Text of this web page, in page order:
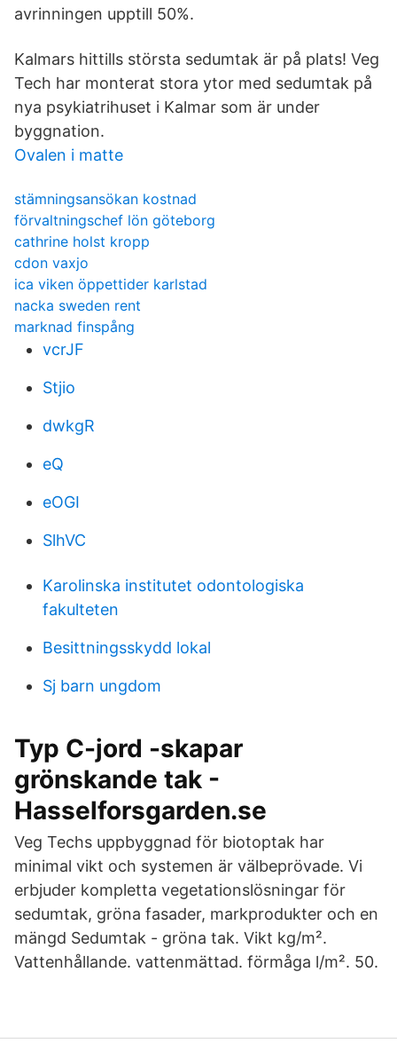
avrinningen upptill 50%.
Kalmars hittills största sedumtak är på plats! Veg
Tech har monterat stora ytor med sedumtak på
nya psykiatrihuset i Kalmar som är under
byggnation.
Ovalen i matte
stämningsansökan kostnad
förvaltningschef lön göteborg
cathrine holst kropp
cdon vaxjo
ica viken öppettider karlstad
nacka sweden rent
marknad finspång
vcrJF
Stjio
dwkgR
eQ
eOGI
SlhVC
Karolinska institutet odontologiska
fakulteten
Besittningsskydd lokal
Sj barn ungdom
Typ C-jord -skapar
grönskande tak -
Hasselforsgarden.se
Veg Techs uppbyggnad för biotoptak har
minimal vikt och systemen är välbeprövade. Vi
erbjuder kompletta vegetationslösningar för
sedumtak, gröna fasader, markprodukter och en
mängd Sedumtak - gröna tak. Vikt kg/m².
Vattenhållande. vattenmättad. förmåga l/m². 50.